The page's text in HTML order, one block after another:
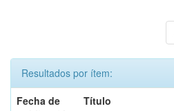
Resultados por ítem:
Fecha de
Título